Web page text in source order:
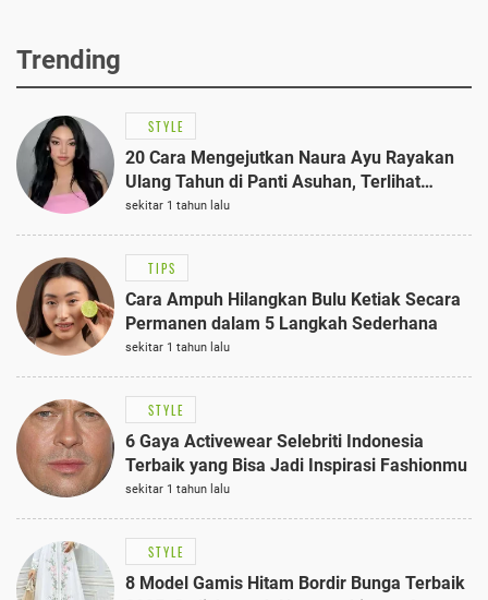
Trending
STYLE
20 Cara Mengejutkan Naura Ayu Rayakan
Ulang Tahun di Panti Asuhan, Terlihat
Anggun dengan Kaftan Cokelat
sekitar 1 tahun lalu
TIPS
Cara Ampuh Hilangkan Bulu Ketiak Secara
Permanen dalam 5 Langkah Sederhana
sekitar 1 tahun lalu
STYLE
6 Gaya Activewear Selebriti Indonesia
Terbaik yang Bisa Jadi Inspirasi Fashionmu
sekitar 1 tahun lalu
STYLE
8 Model Gamis Hitam Bordir Bunga Terbaik